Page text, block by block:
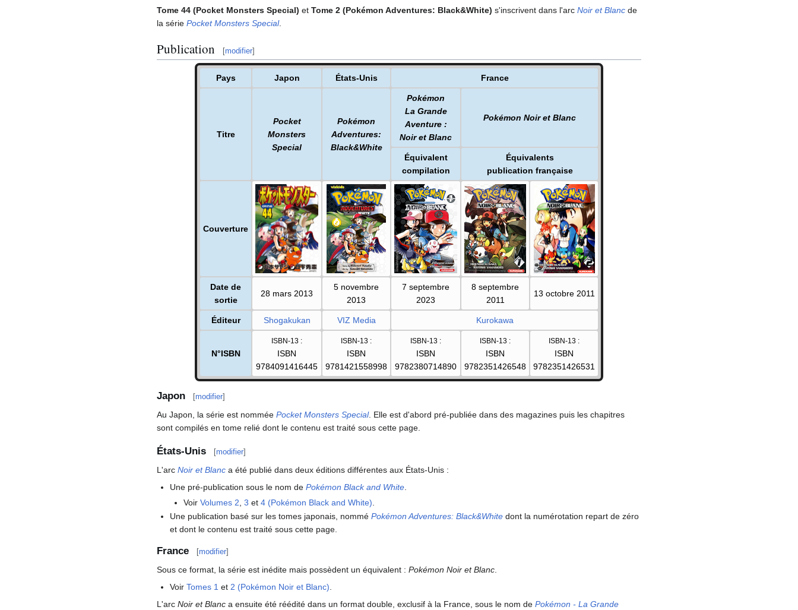
Tome 44 (Pocket Monsters Special) et Tome 2 (Pokémon Adventures: Black&White) s'inscrivent dans l'arc Noir et Blanc de
la série Pocket Monsters Special.
Publication [modifier]
Pays Japon États-Unis France
Titre
Pocket
Monsters
Special
Pokémon
Adventures:
Black&White
Pokémon
La Grande
Aventure :
Noir et Blanc
Pokémon Noir et Blanc
Équivalent
compilation
Équivalents
publication française
Couverture
Date de
sortie
28 mars 2013
5 novembre
2013
7 septembre
2023
8 septembre
2011
13 octobre 2011
Éditeur Shogakukan VIZ Media Kurokawa
N°ISBN
ISBN-13 :
ISBN
9784091416445
ISBN-13 :
ISBN
9781421558998
ISBN-13 :
ISBN
9782380714890
ISBN-13 :
ISBN
9782351426548
ISBN-13 :
ISBN
9782351426531
Japon [modifier]
Au Japon, la série est nommée Pocket Monsters Special. Elle est d'abord pré-publiée dans des magazines puis les chapitres
sont compilés en tome relié dont le contenu est traité sous cette page.
États-Unis [modifier]
L'arc Noir et Blanc a été publié dans deux éditions différentes aux États-Unis :
Une pré-publication sous le nom dePokémon Black and White
Voir Volumes 2 3 et 4 (Pokémon Black and White)
Une publication basé sur les tomes japonais, nomméPokémon Adventures: Black&White dont la numérotation repart de zéro
et dont le contenu est traité sous cette page.
France [modifier]
Sous ce format, la série est inédite mais possèdent un équivalent : Pokémon Noir et Blanc
VoirTomes 1 et 2 (Pokémon Noir et Blanc)
L'arc Noir et Blanc a ensuite été réédité dans un format double, exclusif à la France, sous le nom de Pokémon - La Grande